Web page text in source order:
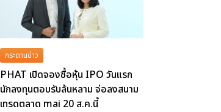
กระดานข่าว
PHAT เปิดจองซื้อหุ้น IPO วันแรก
นักลงทุนตอบรับล้นหลาม จ่อลงสนาม
เทรดตลาด mai 20 ส.ค.นี้